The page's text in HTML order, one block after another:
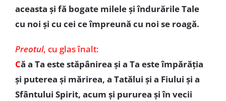
aceasta și fă bogate milele și îndurările Tale
cu noi și cu cei ce împreună cu noi se roagă.
Preotul, cu glas înalt:
Că a Ta este stăpânirea și a Ta este împărăția
și puterea și mărirea, a Tatălui și a Fiului și a
Sfântului Spirit, acum și pururea și în vecii